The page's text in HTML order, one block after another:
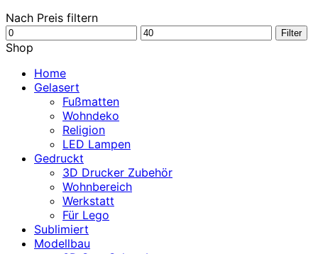
Nach Preis filtern
Min.
Preis
Max.
Filter
Shop
Home
Gelasert
Fußmatten
Wohndeko
Religion
LED Lampen
Gedruckt
3D Drucker Zubehör
Wohnbereich
Werkstatt
Für Lego
Sublimiert
Modellbau